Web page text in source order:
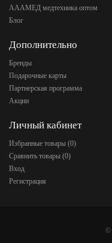
АААМЕД медтехника оптом
Блог
Дополнительно
Бренды
Подарочные карты
Партнерская программа
Акции
Личный кабинет
Избранные товары (0)
Сравнить товары (0)
Вход
Регистрация
©